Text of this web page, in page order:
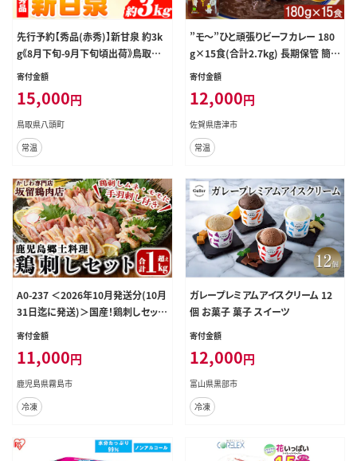
先行予約【秀品(赤秀)】新甘泉 約3k
g《8月下旬-9月下旬頃出荷》鳥取県
八頭町 梨 なし 果物 フルーツ 特産
無料 果汁 デザート---yazu_zsy_25
6_3kg---
寄付金額
15,000円
鳥取県八頭町
常温
”モ～”ひと頑張りビーフカレー 180
g×15食(合計2.7kg) 長期保管 簡単
調理 欧風カレー
寄付金額
12,000円
佐賀県唐津市
常温
A0-237 ＜2026年10月発送分(10月
31日迄に発送)＞国産！鶏刺しセット
約1kg！手羽刺し2本と厳選醤油たれ
付き【坂留鶏肉店】霧島市 鳥刺し た
たき 鶏肉 鳥肉
寄付金額
11,000円
鹿児島県霧島市
冷凍
ガレープレミアムアイスクリーム 12
個 お菓子 菓子 スイーツ
寄付金額
12,000円
富山県黒部市
冷凍